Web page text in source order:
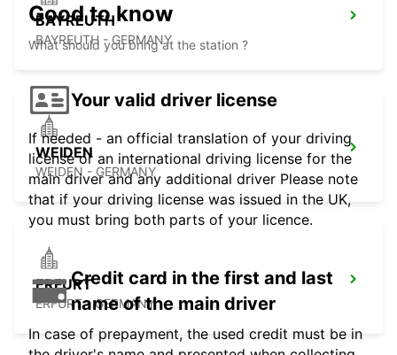
BAYREUTH
BAYREUTH - GERMANY
WEIDEN
WEIDEN - GERMANY
ERFURT
ERFURT - GERMANY
Good to know
What should you bring at the station ?
Your valid driver license
If needed - an official translation of your driving
license or an international driving license for the
main driver and any additional driver Please note
that if your driving license was issued in the UK,
you must bring both parts of your licence.
Credit card in the first and last
name of the main driver
In case of prepayment, the used credit must be in